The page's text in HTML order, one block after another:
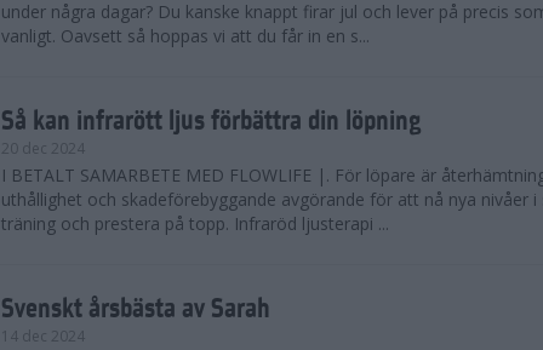
under några dagar? Du kanske knappt firar jul och lever på precis
vanligt. Oavsett så hoppas vi att du får in en s...
Så kan infrarött ljus förbättra din löpning
20 dec 2024
I BETALT SAMARBETE MED FLOWLIFE |. För löpare är
uthållighet och skadeförebyggande avgörande för att nå nya nivåer i
träning och prestera på topp. Infraröd ljusterapi ...
Svenskt årsbästa av Sarah
14 dec 2024